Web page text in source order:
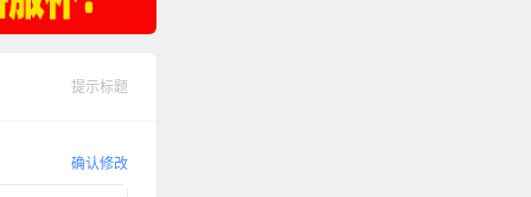
提示标题
确认修改